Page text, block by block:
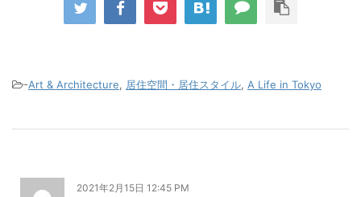
-Art & Architecture, 居住空間・居住スタイル, A Life in Tokyo
2021年2月15日 12:45 PM